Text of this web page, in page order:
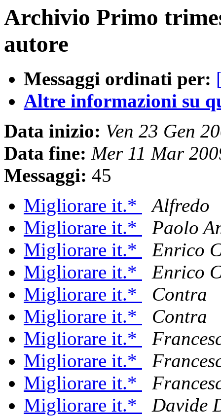
Archivio Primo
autore
Messaggi ordinati per:
Altre informazioni su
Data inizio: Ven 23 Gen
Data fine: Mer 11 Mar
Messaggi: 45
Migliorare it.*
Alfredo
Migliorare it.*
Paolo
Migliorare it.*
Enrico
Migliorare it.*
Enrico
Migliorare it.*
Contra
Migliorare it.*
Contra
Migliorare it.*
Migliorare it.*
Migliorare it.*
Migliorare it.*
Davide